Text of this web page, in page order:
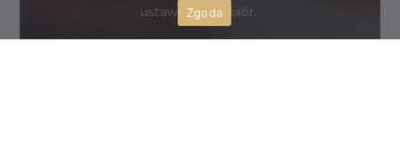
ustawienie, odbiór.
Zgoda